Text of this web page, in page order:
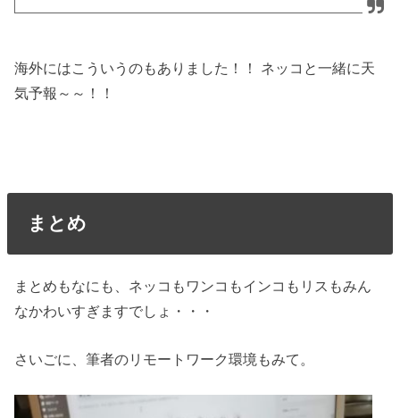
海外にはこういうのもありました！！ ネッコと一緒に天
気予報～～！！
まとめ
まとめもなにも、ネッコもワンコもインコもリスもみん
なかわいすぎますでしょ・・・
さいごに、筆者のリモートワーク環境もみて。